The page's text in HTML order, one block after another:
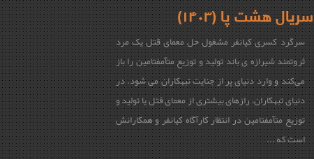
سریال هشت پا (۱۴۰۳)
سرگرد کسری کیانفر مشغول حل معمای قتل یک مرد
ثروتمند شیرازه ی باند تولید و توزیع متآمفتامین را باز
می‌کند و وارد دنیای پر از جنایت تبهکاران می شود. در
دنیای تبهکاران، رازهای بیشتری از معمای قتل یا تولید و
توزیع متآمفتامین در انتظار کارآگاه کیانفر و همکارانش
است که ...